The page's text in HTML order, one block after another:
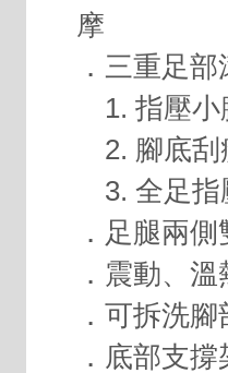
摩
．三重足部
1. 指壓小
2. 腳底刮
3. 全足指
．足腿兩
．震動、
．可拆洗
．底部支